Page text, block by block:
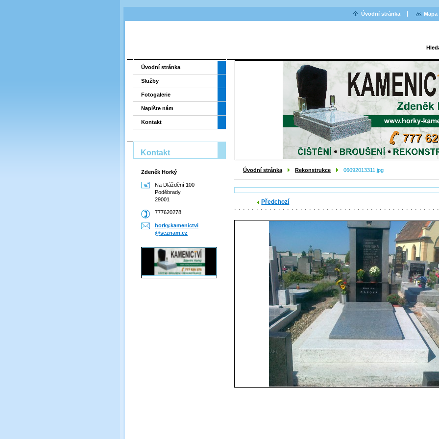
Úvodní stránka Rekonstrukce 06092013311.jpg
Předchozí
Úvodní stránka
Služby
Fotogalerie
Napište nám
Kontakt
Kontakt
Zdeněk Horký
Na Dláždění 100
Poděbrady
29001
777620278
horky.kamenictvi
@seznam.cz
Úvodní stránka